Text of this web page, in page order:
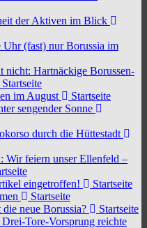
der Aktiven im Blick
Uhr (fast) nur Borussia im
nicht: Hartnäckige Borussen-
Startseite
im August
Startseite
sengender Sonne
durch die Hüttestadt
feiern unser Ellenfeld –
eingetroffen!
Startseite
Startseite
die neue Borussia?
Startseite
Tore-Vorsprung reichte